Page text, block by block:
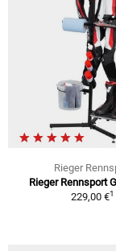
Rieger
Rieger Rennsport
229,00 €1